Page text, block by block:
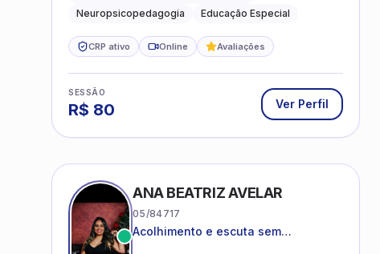
neurodesenvolvimento.
Neuropsicopedagogia
Educação Especial
CRP ativo Online Avaliações
SESSÃO
R$ 80 Ver Perfil
ANA BEATRIZ AVELAR
05/84717
Acolhimento e escuta sem